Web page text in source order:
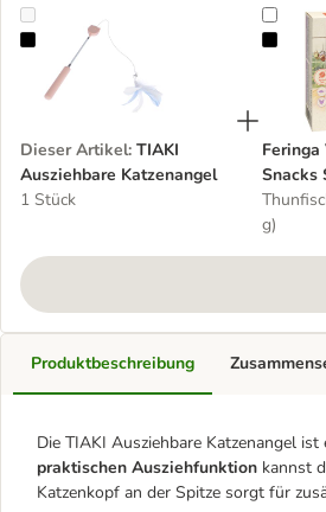
TIAKI Ausziehbare Katzenangel
Dieser Artikel: TIAKI
Ausziehbare Katzenangel
1 Stück
Snacks
g)
Produktbeschreibung
Die TIAKI Ausziehbare Katzenangel
praktischen Ausziehfunktion kannst
Katzenkopf an der Spitze sorgt für